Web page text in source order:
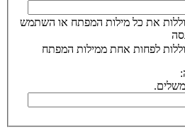
את כל מילות המפתח או השתמש
לפחות אחת ממילות המפתח